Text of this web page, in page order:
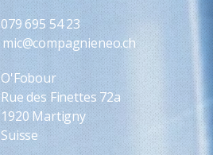
079 695 54 23
mic@compagnieneo.ch
O'Fobour
Rue des Finettes 72a
1920 Martigny
Suisse